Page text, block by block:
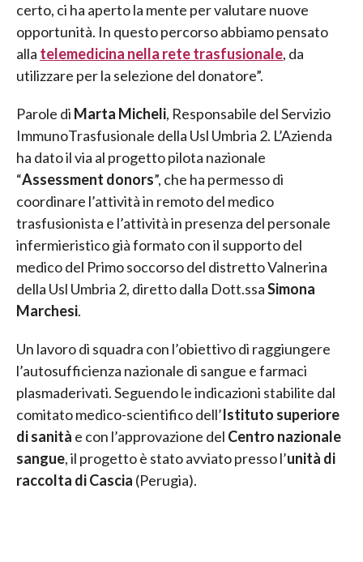
certo, ci ha aperto la mente per valutare nuove
opportunità. In questo percorso abbiamo pensato
alla telemedicina nella rete trasfusionale, da
utilizzare per la selezione del donatore”.
Parole di Marta Micheli, Responsabile del Servizio
ImmunoTrasfusionale della Usl Umbria 2. L’Azienda
ha dato il via al progetto pilota nazionale
“Assessment donors”, che ha permesso di
coordinare l’attività in remoto del medico
trasfusionista e l’attività in presenza del personale
infermieristico già formato con il supporto del
medico del Primo soccorso del distretto Valnerina
della Usl Umbria 2, diretto dalla Dott.ssaSimona
Marchesi.
Un lavoro di squadra con l’obiettivo di raggiungere
l’autosufficienza nazionale di sangue e farmaci
plasmaderivati. Seguendo le indicazioni stabilite dal
comitato medico-scientifico dell’Istituto superiore
di sanità e con l’approvazione del Centro nazionale
sangue, il progetto è stato avviato presso l’unità di
raccolta di Cascia (Perugia).